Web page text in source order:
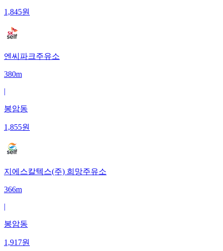
1,845원
엔씨파크주유소
380m
|
봉암동
1,855원
지에스칼텍스(주) 희망주유소
366m
|
봉암동
1,917원